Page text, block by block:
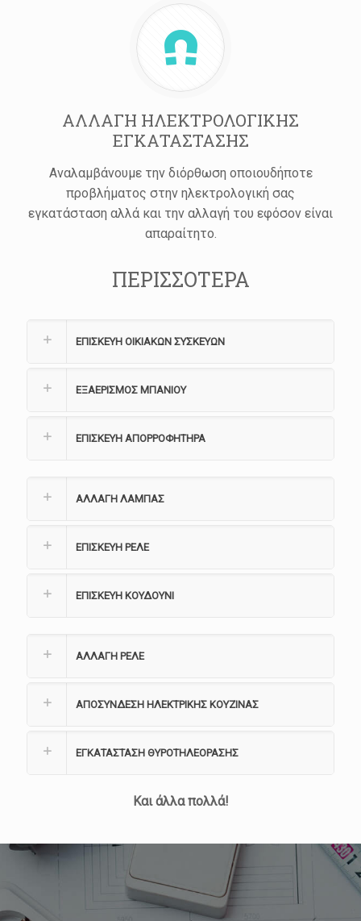
ΑΛΛΑΓΗ ΗΛΕΚΤΡΟΛΟΓΙΚΗΣ
ΕΓΚΑΤΑΣΤΑΣΗΣ
Αναλαμβάνουμε την διόρθωση οποιουδήποτε
προβλήματος στην ηλεκτρολογική σας
εγκατάσταση αλλά και την αλλαγή του εφόσον είναι
απαραίτητο.
ΠΕΡΙΣΣΟΤΕΡΑ
ΕΠΙΣΚΕΥΗ ΟΙΚΙΑΚΩΝ ΣΥΣΚΕΥΩΝ
ΕΞΑΕΡΙΣΜΟΣ ΜΠΑΝΙΟΥ
ΕΠΙΣΚΕΥΗ ΑΠΟΡΡΟΦΗΤΗΡΑ
ΑΛΛΑΓΗ ΛΑΜΠΑΣ
ΕΠΙΣΚΕΥΗ ΡΕΛΕ
ΕΠΙΣΚΕΥΗ ΚΟΥΔΟΥΝΙ
ΑΛΛΑΓΗ ΡΕΛΕ
ΑΠΟΣΥΝΔΕΣΗ ΗΛΕΚΤΡΙΚΗΣ ΚΟΥΖΙΝΑΣ
ΕΓΚΑΤΑΣΤΑΣΗ ΘΥΡΟΤΗΛΕΟΡΑΣΗΣ
Και άλλα πολλά!